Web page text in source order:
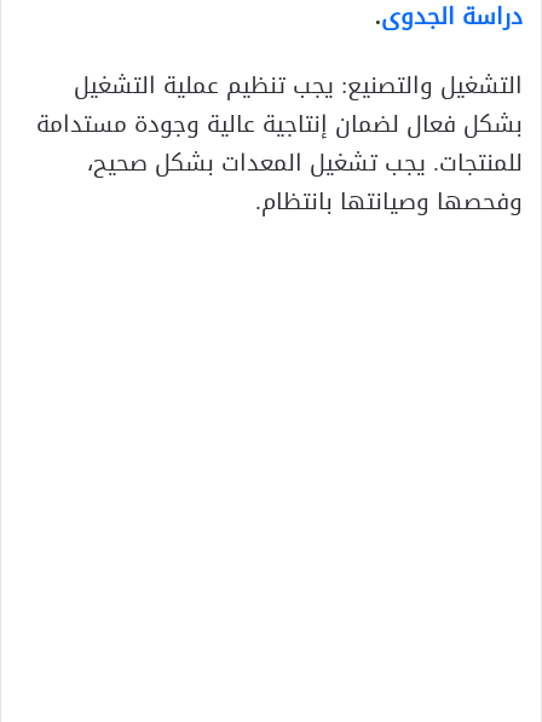
دراسة الجدوى.
التشغيل والتصنيع: يجب تنظيم عملية التشغيل
بشكل فعال لضمان إنتاجية عالية وجودة مستدامة
للمنتجات. يجب تشغيل المعدات بشكل صحيح،
وفحصها وصيانتها بانتظام.